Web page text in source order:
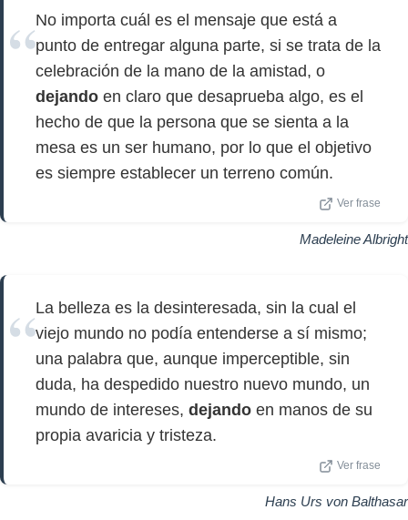
No importa cuál es el mensaje que está a
punto de entregar alguna parte, si se trata de la
celebración de la mano de la amistad, o
dejando en claro que desaprueba algo, es el
hecho de que la persona que se sienta a la
mesa es un ser humano, por lo que el objetivo
es siempre establecer un terreno común.
Ver frase
Madeleine Albright
La belleza es la desinteresada, sin la cual el
viejo mundo no podía entenderse a sí mismo;
una palabra que, aunque imperceptible, sin
duda, ha despedido nuestro nuevo mundo, un
mundo de intereses, dejando en manos de su
propia avaricia y tristeza.
Ver frase
Hans Urs von Balthasar